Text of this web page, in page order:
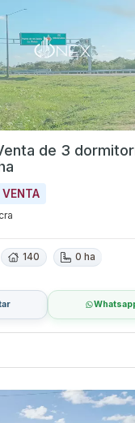
de 3
VENTA
140 0 ha